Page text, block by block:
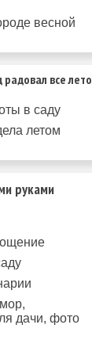
весной
все лето
в саду
летом
руками
дачи, фото